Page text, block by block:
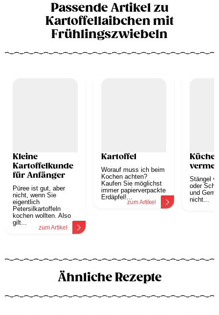
Passende Artikel zu
Kartoffellaibchen mit
Frühlingszwiebeln
Kleine
Kartoffelkunde
für Anfänger
Püree ist gut, aber
nicht, wenn Sie
eigentlich
Petersilkartoffeln
kochen wollten. Also
gilt...
zum Artikel
Kartoffel
Worauf muss ich beim
Kochen achten?
Kaufen Sie möglichst
immer papierverpackte
Erdäpfel!...
zum Artikel
Stängel
oder
und
nicht...
Ähnliche Rezepte